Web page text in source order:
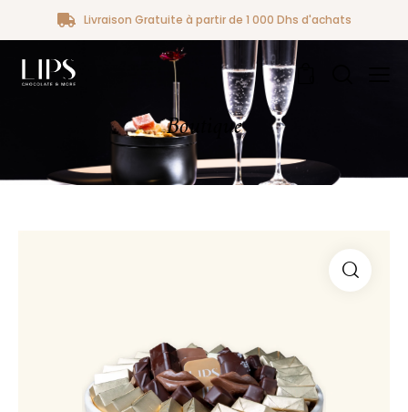
Livraison Gratuite à partir de 1 000 Dhs d'achats
Boutique